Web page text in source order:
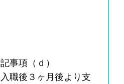
事項（ｄ）
職後３ヶ月後より支